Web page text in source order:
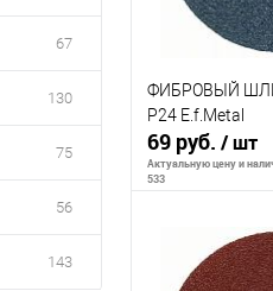
67
130
75
56
143
ФИБРОВЫЙ
P24 E.f.Metal
69 руб. / шт
Актуальную цену и
533
В